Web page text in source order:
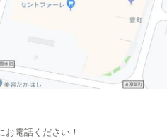
お電話ください！